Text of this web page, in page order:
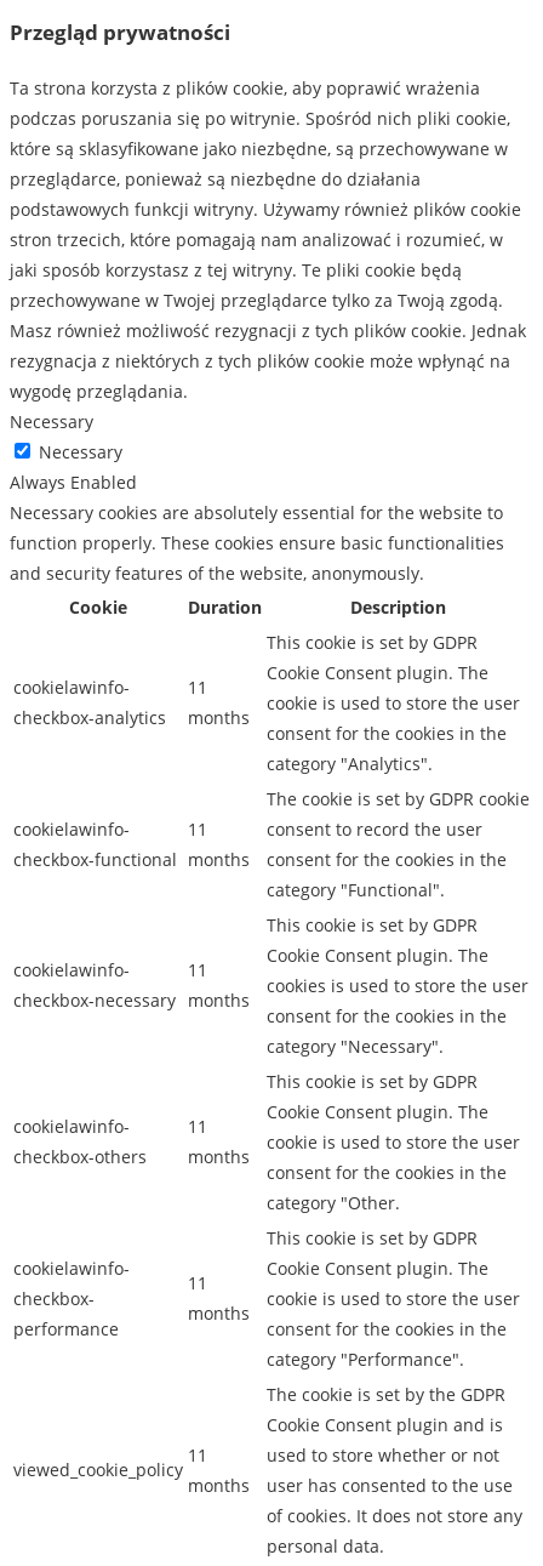
Przegląd prywatności
Ta strona korzysta z plików cookie, aby poprawić wrażenia
podczas poruszania się po witrynie. Spośród nich pliki cookie,
które są sklasyfikowane jako niezbędne, są przechowywane w
przeglądarce, ponieważ są niezbędne do działania
podstawowych funkcji witryny. Używamy również plików cookie
stron trzecich, które pomagają nam analizować i rozumieć, w
jaki sposób korzystasz z tej witryny. Te pliki cookie będą
przechowywane w Twojej przeglądarce tylko za Twoją zgodą.
Masz również możliwość rezygnacji z tych plików cookie. Jednak
rezygnacja z niektórych z tych plików cookie może wpłynąć na
wygodę przeglądania.
Necessary
Necessary
Always Enabled
Necessary cookies are absolutely essential for the website to
function properly. These cookies ensure basic functionalities
and security features of the website, anonymously.
Cookie
Duration Description
cookielawinfo-
checkbox-analytics
11
months
This cookie is set by GDPR
Cookie Consent plugin. The
cookie is used to store the user
consent for the cookies in the
category "Analytics".
cookielawinfo-
checkbox-functional
11
months
The cookie is set by GDPR cookie
consent to record the user
consent for the cookies in the
category "Functional".
cookielawinfo-
checkbox-necessary
11
months
This cookie is set by GDPR
Cookie Consent plugin. The
cookies is used to store the user
consent for the cookies in the
category "Necessary".
cookielawinfo-
checkbox-others
11
months
This cookie is set by GDPR
Cookie Consent plugin. The
cookie is used to store the user
consent for the cookies in the
category "Other.
cookielawinfo-
checkbox-
performance
11
months
This cookie is set by GDPR
Cookie Consent plugin. The
cookie is used to store the user
consent for the cookies in the
category "Performance".
viewed_cookie_policy
11
months
The cookie is set by the GDPR
Cookie Consent plugin and is
used to store whether or not
user has consented to the use
of cookies. It does not store any
personal data.